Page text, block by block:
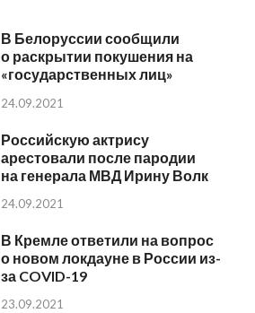
В Белоруссии сообщили
о раскрытии покушения на
«государственных лиц»
24.09.2021
Российскую актрису
арестовали после пародии
на генерала МВД Ирину Волк
24.09.2021
В Кремле ответили на вопрос
о новом локдауне в России из-
за COVID-19
23.09.2021